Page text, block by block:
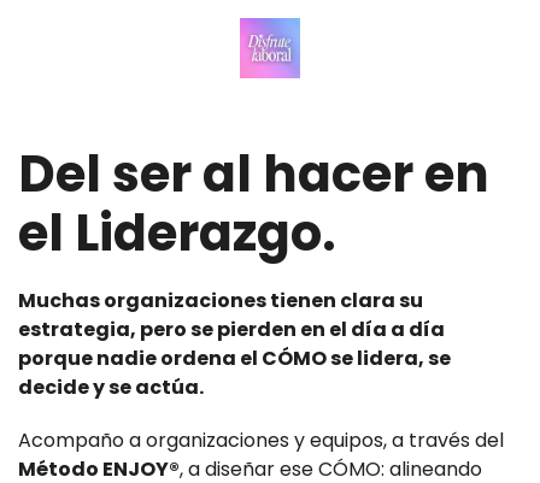
Del ser al hacer en
el Liderazgo.
Muchas organizaciones tienen clara su
estrategia, pero se pierden en el día a día
porque nadie ordena el CÓMO se lidera, se
decide y se actúa.
Acompaño a organizaciones y equipos, a través del
Método ENJOY®, a diseñar ese CÓMO: alineando